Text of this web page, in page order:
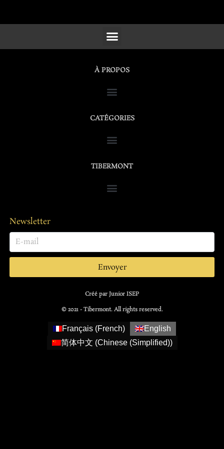
À PROPOS
CATÉGORIES
TIBERMONT
Newsletter
Envoyer
Créé par Junior ISEP
© 2021 - Tibermont. All rights reserved.
Français (French)
English
简体中文 (Chinese (Simplified))